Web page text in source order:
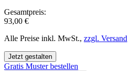
Gesamtpreis:
93,00 €
Alle Preise inkl. MwSt., zzgl. Versand
Jetzt gestalten
Gratis Muster bestellen